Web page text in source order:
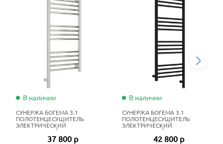
В наличии
СУНЕРЖА БОГЕМА 3.1
ПОЛОТЕНЦЕСУШИТЕЛЬ
ЭЛЕКТРИЧЕСКИЙ
ЖИДКОСТНЫЙ 80Х40 СМ
НЕРЖАВЕЮЩАЯ СТАЛЬ
37 800 р
В наличии
СУНЕРЖА БОГЕМА 3.1
ПОЛОТЕНЦЕСУШИТЕЛЬ
ЭЛЕКТРИЧЕСКИЙ
ЖИДКОСТНЫЙ 100Х40 СМ
МАТОВЫЙ ЧЁРНЫЙ
42 800 р